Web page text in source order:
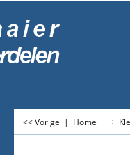
<< Vorige | Home